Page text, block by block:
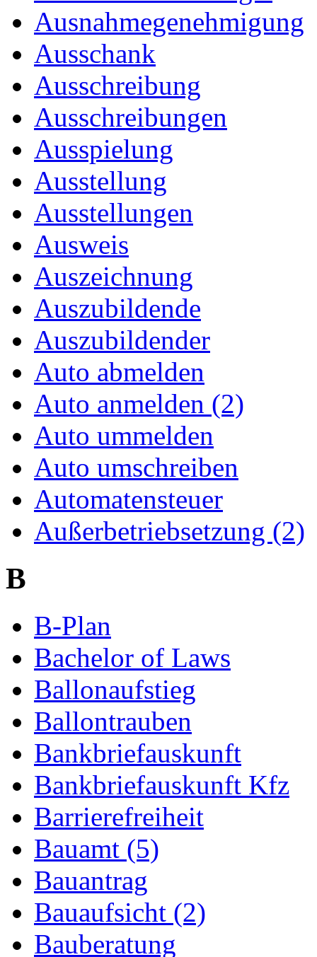
Ausnahmegenehmigung
Ausschank
Ausschreibung
Ausschreibungen
Ausspielung
Ausstellung
Ausstellungen
Ausweis
Auszeichnung
Auszubildende
Auszubildender
Auto abmelden
Auto anmelden (2)
Auto ummelden
Auto umschreiben
Automatensteuer
Außerbetriebsetzung (2)
B
B-Plan
Bachelor of Laws
Ballonaufstieg
Ballontrauben
Bankbriefauskunft
Bankbriefauskunft Kfz
Barrierefreiheit
Bauamt (5)
Bauantrag
Bauaufsicht (2)
Bauberatung